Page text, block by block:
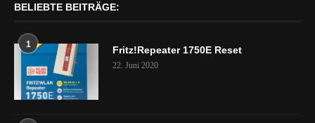
BELIEBTE BEITRÄGE:
1 Fritz!Repeater 1750E Reset
22. Juni 2020